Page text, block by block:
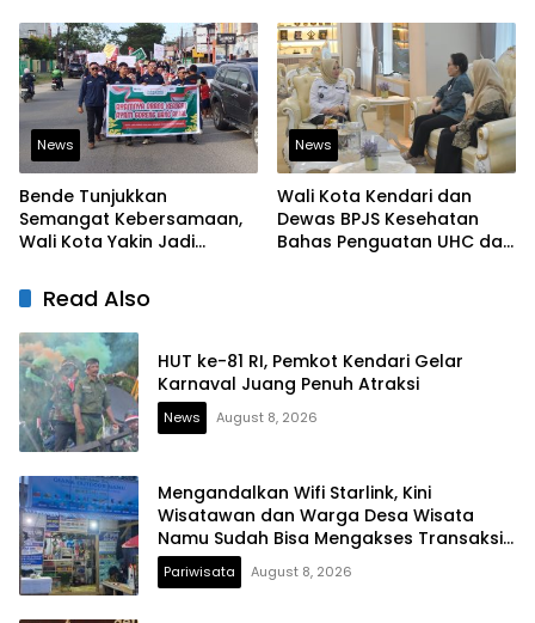
dan Berjiwa Pemimpin
Bangun Infrastruktur
Berintegritas
News
Bende Tunjukkan
Semangat Kebersamaan,
Wali Kota Yakin Jadi
Lain
News
Wali Kota Kendari dan
Dewas BPJS Kesehatan
Bahas Penguatan UHC dan
Read Also
HUT ke-81 RI, Pemkot Kendari Gelar
Karnaval Juang Penuh Atraksi
News August 8, 2026
Mengandalkan Wifi Starlink, Kini
Wisatawan dan Warga Desa Wisata
Namu Sudah Bisa Mengakses Transaksi
Digital
Pariwisata August 8, 2026